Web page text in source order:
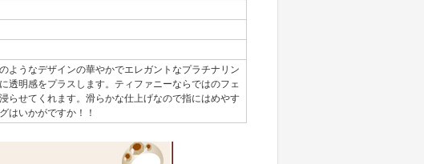
ようなデザインの華やかでエレガントなプラチナリン
透明感をプラスします。ティファニーならではのフェ
らせてくれます。滑らかな仕上げなので指にはめやす
はいかがですか！！